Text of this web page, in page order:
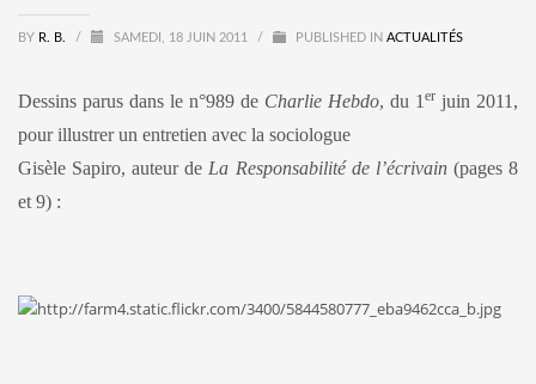
BY R. B. / SAMEDI, 18 JUIN 2011 / PUBLISHED IN ACTUALITÉS
Dessins parus dans le n°989 de Charlie Hebdo, du 1 er juin 2011,
pour illustrer un entretien avec la sociologue
Gisèle Sapiro, auteur de La Responsabilité de l’écrivain(pages 8
et 9) :